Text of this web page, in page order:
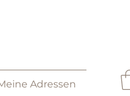
Adressen